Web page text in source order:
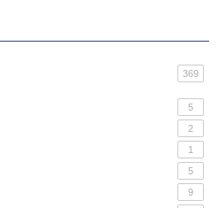
369
5
2
1
5
9